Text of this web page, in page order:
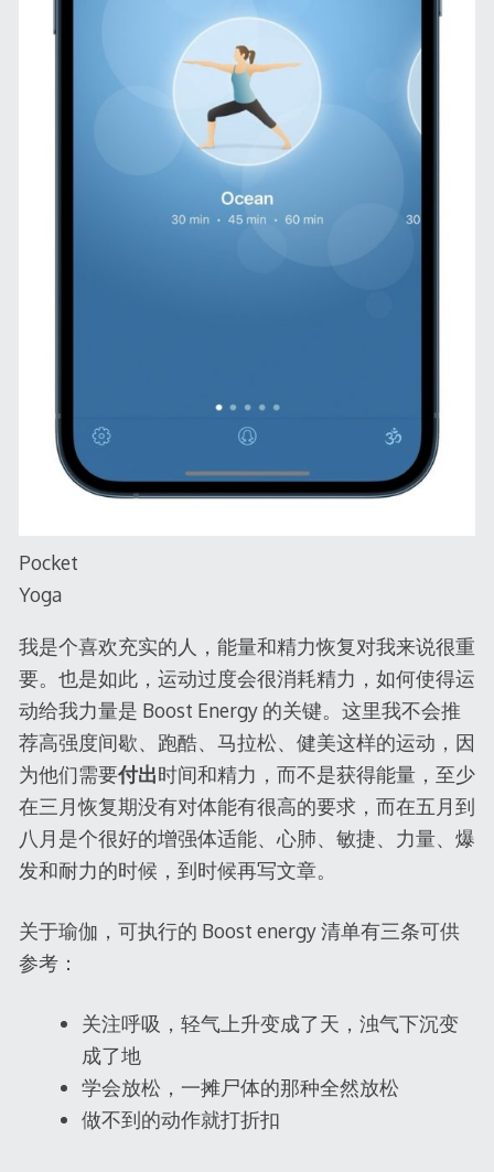
Pocket
Yoga
我是个喜欢充实的人，能量和精力恢复对我来说很重
要。也是如此，运动过度会很消耗精力，如何使得运
动给我力量是 Boost Energy 的关键。这里我不会推
荐高强度间歇、跑酷、马拉松、健美这样的运动，因
为他们需要付出时间和精力，而不是获得能量，至少
在三月恢复期没有对体能有很高的要求，而在五月到
八月是个很好的增强体适能、心肺、敏捷、力量、爆
发和耐力的时候，到时候再写文章。
关于瑜伽，可执行的 Boost energy 清单有三条可供
参考：
关注呼吸，轻气上升变成了天，浊气下沉变
成了地
学会放松，一摊尸体的那种全然放松
做不到的动作就打折扣